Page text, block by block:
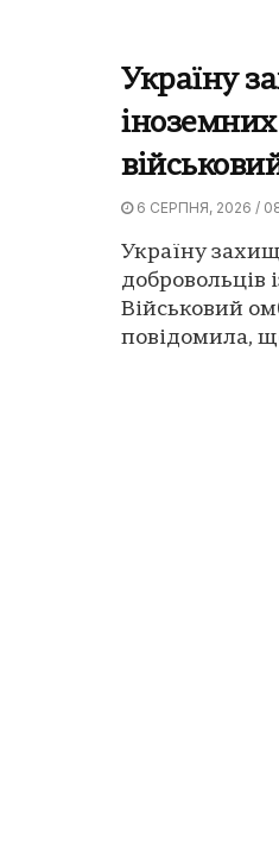
Україну
іноземних
6 СЕРПНЯ, 2026 /
Україну
добровольців
Військовий
повідомила,